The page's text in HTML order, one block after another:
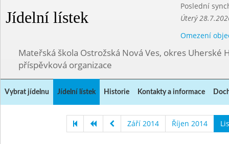
Jídelní lístek
Poslední
Úterý
Omezení
Mateřská škola Ostrožská Nová Ves, okres Uherské
příspěvková organizace
Vybrat jídelnu Jídelní lístek Historie Kontakty a informace
Září 2014 Říjen 2014